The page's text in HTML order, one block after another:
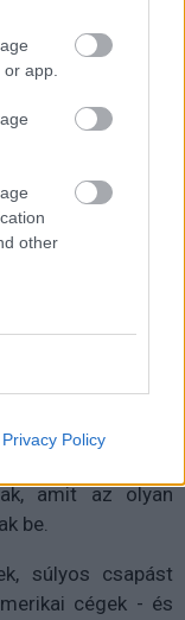
app.
other
Privacy Policy
kellene
kötelezhetők a
amit az olyan
be.
súlyos csapást
cégek - és